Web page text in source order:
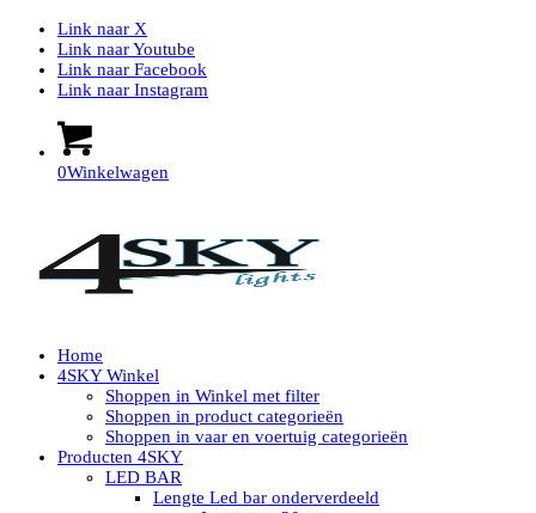
Link naar X
Link naar Youtube
Link naar Facebook
Link naar Instagram
0Winkelwagen
Home
4SKY Winkel
Shoppen in Winkel met filter
Shoppen in product categorieën
Shoppen in vaar en voertuig categorieën
Producten 4SKY
LED BAR
Lengte Led bar onderverdeeld